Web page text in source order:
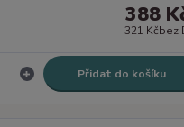
388
321 Kčbez
Přidat do košíku